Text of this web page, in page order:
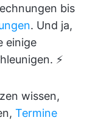
bis
. Und ja,
einige
⚡
wissen,
Termine